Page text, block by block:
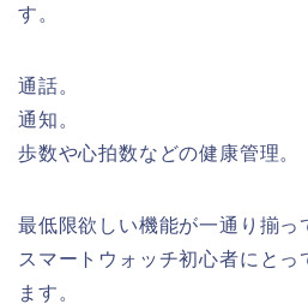
す。
通話。
通知。
歩数や心拍数などの健康管理。
最低限欲しい機能が一通り揃っ
スマートウォッチ初心者にとっ
ます。